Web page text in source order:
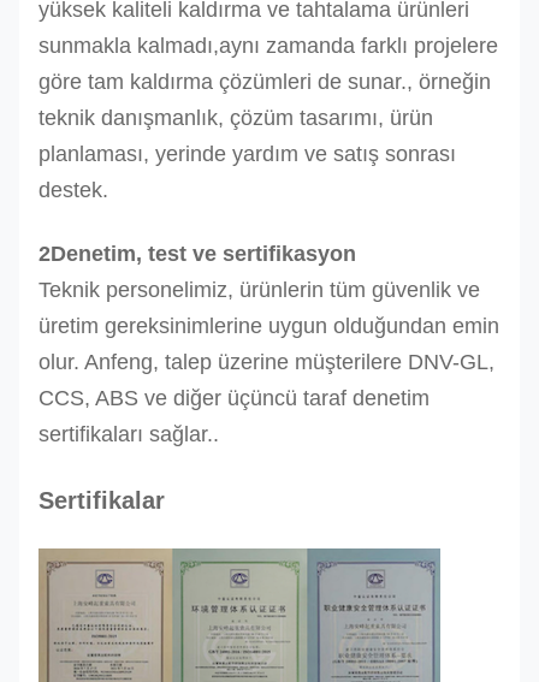
yüksek kaliteli kaldırma ve tahtalama ürünleri
sunmakla kalmadı,aynı zamanda farklı projelere
göre tam kaldırma çözümleri de sunar., örneğin
teknik danışmanlık, çözüm tasarımı, ürün
planlaması, yerinde yardım ve satış sonrası
destek.
2Denetim, test ve sertifikasyon
Teknik personelimiz, ürünlerin tüm güvenlik ve
üretim gereksinimlerine uygun olduğundan emin
olur. Anfeng, talep üzerine müşterilere DNV-GL,
CCS, ABS ve diğer üçüncü taraf denetim
sertifikaları sağlar..
Sertifikalar